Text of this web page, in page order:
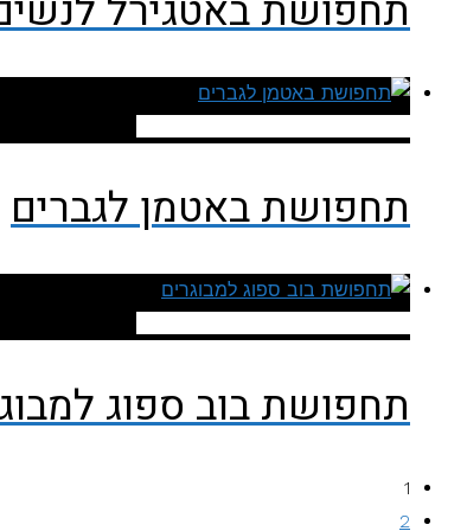
תחפושת באטמן לגברים
תחפושת בוב ספוג
1
2